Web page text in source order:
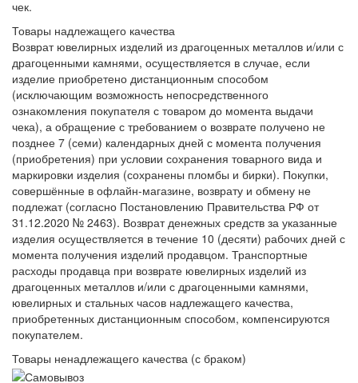
чек.
Товары надлежащего качества
Возврат ювелирных изделий из драгоценных металлов и/или с
драгоценными камнями, осуществляется в случае, если
изделие приобретено дистанционным способом
(исключающим возможность непосредственного
ознакомления покупателя с товаром до момента выдачи
чека), а обращение с требованием о возврате получено не
позднее 7 (семи) календарных дней с момента получения
(приобретения) при условии сохранения товарного вида и
маркировки изделия (сохранены пломбы и бирки). Покупки,
совершённые в офлайн-магазине, возврату и обмену не
подлежат (согласно Постановлению Правительства РФ от
31.12.2020 № 2463). Возврат денежных средств за указанные
изделия осуществляется в течение 10 (десяти) рабочих дней с
момента получения изделий продавцом. Транспортные
расходы продавца при возврате ювелирных изделий из
драгоценных металлов и/или с драгоценными камнями,
ювелирных и стальных часов надлежащего качества,
приобретенных дистанционным способом, компенсируются
покупателем.
Товары ненадлежащего качества (с браком)